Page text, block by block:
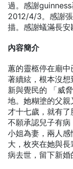
過。感謝guinness
2012/4/3。感謝
描。感謝蟻滿長安
內容簡介
蕙的靈柩停在廟
著續絃，根本沒
新與覺民的 「威
地。她糊塗的父
才十七歲，就有
不願承認兒子有
小姐為妻，兩人
大，枚夾在她與
病去世，留下新婚